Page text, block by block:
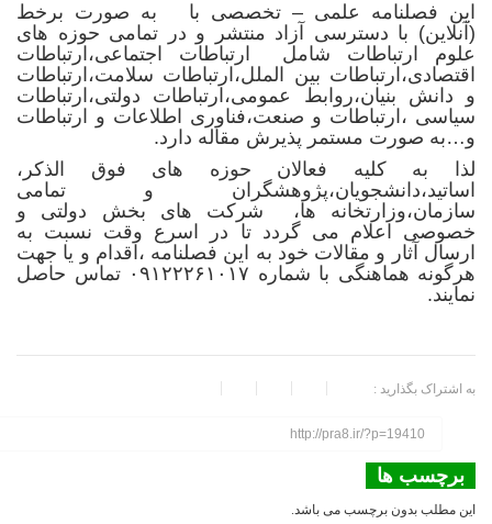
این فصلنامه علمی – تخصصی با به صورت برخط
(آنلاین) با دسترسی آزاد منتشر و در تمامی حوزه های
علوم ارتباطات شامل ارتباطات اجتماعی،ارتباطات
اقتصادی،ارتباطات بین الملل،ارتباطات سلامت،ارتباطات
و دانش بنیان،روابط عمومی،ارتباطات دولتی،ارتباطات
سیاسی ،ارتباطات و صنعت،فناوری اطلاعات و ارتباطات
و…به صورت مستمر پذیرش مقاله دارد.
لذا به کلیه فعالان حوزه های فوق الذکر،
اساتید،دانشجویان،پژوهشگران و تمامی
سازمان،وزارتخانه ها، شرکت های بخش دولتی و
خصوصی اعلام می گردد تا در اسرع وقت نسبت به
ارسال آثار و مقالات خود به این فصلنامه ،اقدام و یا جهت
هرگونه هماهنگی با شماره ۰۹۱۲۲۲۶۱۰۱۷ تماس حاصل
نمایند.
به اشتراک بگذارید :
http://pra8.ir/?p=19410
برچسب ها
این مطلب بدون برچسب می باشد.